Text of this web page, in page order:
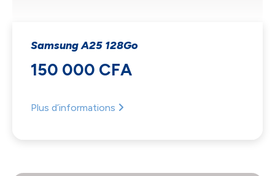
Samsung A25 128Go
150 000 CFA
Plus d’informations